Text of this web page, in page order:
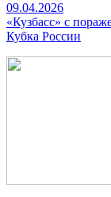
09.04.2026
«Кузбасс» с
Кубка России